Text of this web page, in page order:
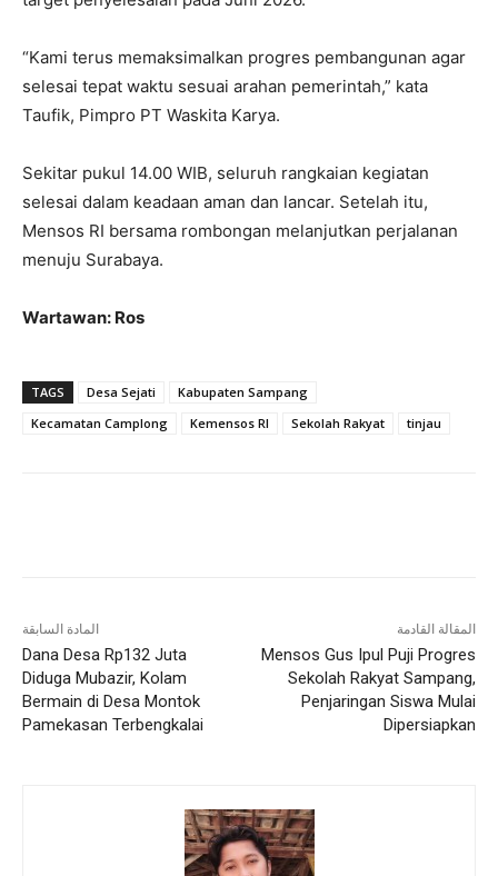
“Kami terus memaksimalkan progres pembangunan agar
selesai tepat waktu sesuai arahan pemerintah,” kata
Taufik, Pimpro PT Waskita Karya.
Sekitar pukul 14.00 WIB, seluruh rangkaian kegiatan
selesai dalam keadaan aman dan lancar. Setelah itu,
Mensos RI bersama rombongan melanjutkan perjalanan
menuju Surabaya.
Wartawan: Ros
TAGS Desa Sejati
Kabupaten Sampang
Kecamatan Camplong
Kemensos RI Sekolah Rakyat tinjau
المادة السابقة
Dana Desa Rp132 Juta
Diduga Mubazir, Kolam
Bermain di Desa Montok
Pamekasan Terbengkalai
المقالة القادمة
Mensos Gus Ipul Puji Progres
Sekolah Rakyat Sampang,
Penjaringan Siswa Mulai
Dipersiapkan